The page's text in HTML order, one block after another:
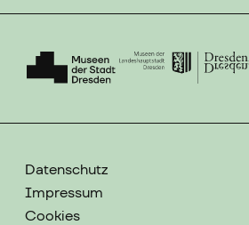
Datenschutz
Impressum
Cookies